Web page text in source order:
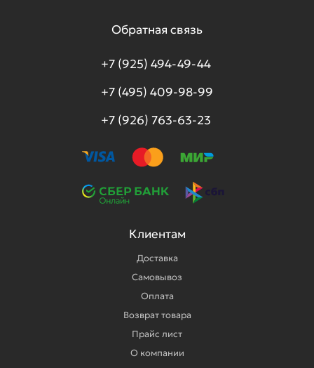
Обратная связь
+7 (925) 494-49-44
+7 (495) 409-98-99
+7 (926) 763-63-23
Клиентам
Доставка
Самовывоз
Оплата
Возврат товара
Прайс лист
О компании